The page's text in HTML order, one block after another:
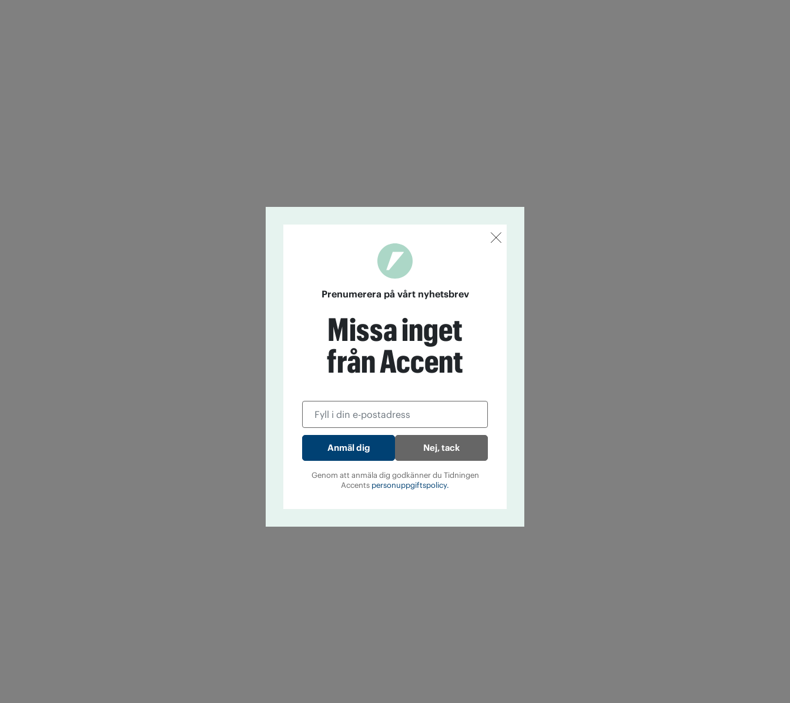
Prenumerera på vårt nyhetsbrev
Missa inget
från Accent
Nej, tack
Genom att anmäla dig godkänner du Tidningen
Accents personuppgiftspolicy.